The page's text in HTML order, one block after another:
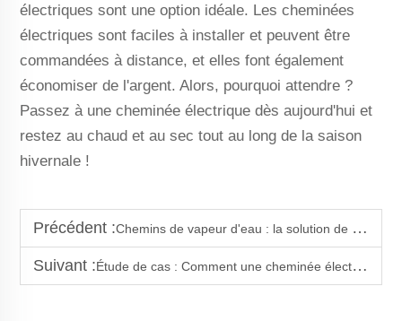
électriques sont une option idéale. Les cheminées
électriques sont faciles à installer et peuvent être
commandées à distance, et elles font également
économiser de l'argent. Alors, pourquoi attendre ?
Passez à une cheminée électrique dès aujourd'hui et
restez au chaud et au sec tout au long de la saison
hivernale !
Précédent :Chemins de vapeur d'eau : la solution de chauffage écologique dont vous ignoriez avoir besoin
Suivant :Étude de cas : Comment une cheminée électrique a transformé un salon